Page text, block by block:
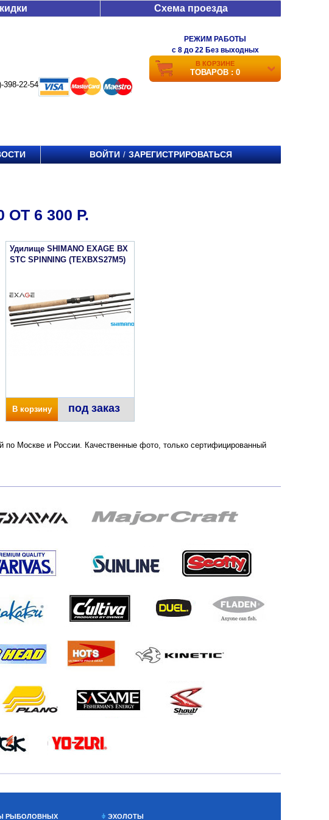
Схема проезда
398-22-54
РЕЖИМ РАБОТЫ
c 8 до 22 Без выходных
В КОРЗИНЕ
ТОВАРОВ : 0
ВОЙТИ / ЗАРЕГИСТРИРОВАТЬСЯ
6 300 Р.
Удилище SHIMANO EXAGE BX
STC SPINNING (TEXBXS27M5)
В корзину под заказ
по Москве и России. Качественные фото, только сертифицированный
РЫБОЛОВНЫХ ЭХОЛОТЫ